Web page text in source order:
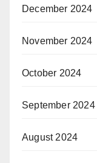
December 2024
November 2024
October 2024
September 2024
August 2024